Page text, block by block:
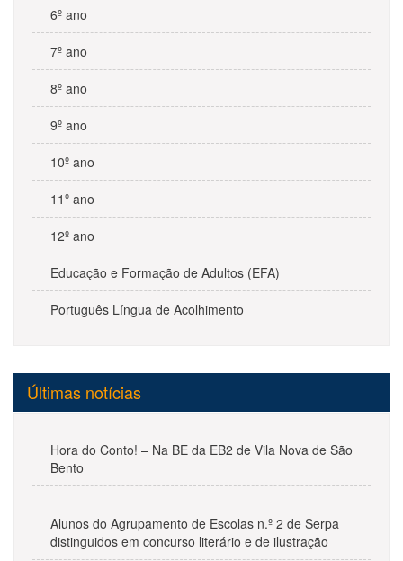
6º ano
7º ano
8º ano
9º ano
10º ano
11º ano
12º ano
Educação e Formação de Adultos (EFA)
Português Língua de Acolhimento
Últimas notícias
Hora do Conto! – Na BE da EB2 de Vila Nova de São
Bento
Alunos do Agrupamento de Escolas n.º 2 de Serpa
distinguidos em concurso literário e de ilustração